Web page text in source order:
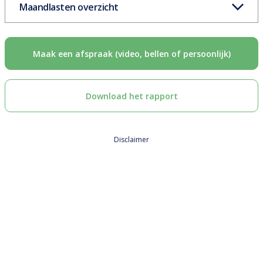
Maandlasten overzicht
Download het rapport
Maak een afspraak (video, bellen of persoonlijk)
Disclaimer